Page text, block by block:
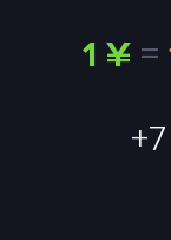
1 ¥=